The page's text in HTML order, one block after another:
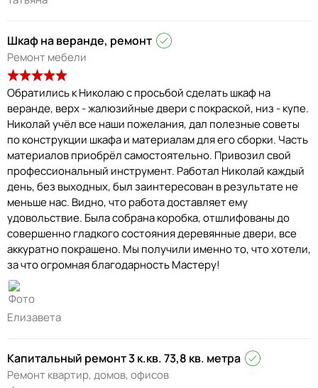
Шкаф на веранде, ремонт
Ремонт мебели
Обратились к Николаю с просьбой сделать шкаф на
веранде, верх - жалюзийные двери с покраской, низ - купе.
Николай учёл все наши пожелания, дал полезные советы
по конструкции шкафа и материалам для его сборки. Часть
материалов приобрёл самостоятельно. Привозил свой
профессиональный инструмент. Работал Николай каждый
день, без выходных, был заинтересован в результате не
меньше нас. Видно, что работа доставляет ему
удовольствие. Была собрана коробка, отшлифованы до
совершенно гладкого состояния деревянные двери, все
аккуратно покрашено. Мы получили именно то, что хотели,
за что огромная благодарность Мастеру!
Елизавета
Капитальный ремонт 3 к.кв. 73,8 кв. метра
Ремонт квартир, домов, офисов